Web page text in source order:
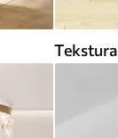
Tekstura